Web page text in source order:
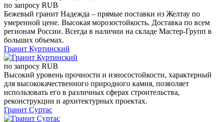
по запросу RUB
Бежевый гранит Надежда – прямые поставки из Желтау по
умеренной цене. Высокая морозостойкость. Доставка по всем
регионам России. Всегда в наличии на складе Мастер-Групп в
больших объемах.
Гранит Куртинский
по запросу RUB
Высокий уровень прочности и износостойкости, характерный
для высококачественного природного камня, позволяет
использовать его в различных сферах строительства,
реконструкции и архитектурных проектах.
Гранит Суртас